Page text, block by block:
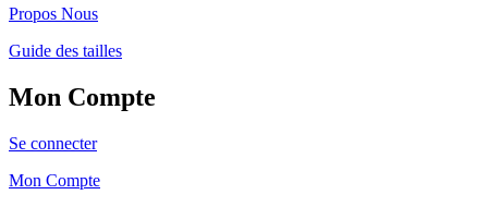
Propos Nous
Guide des tailles
Mon Compte
Se connecter
Mon Compte